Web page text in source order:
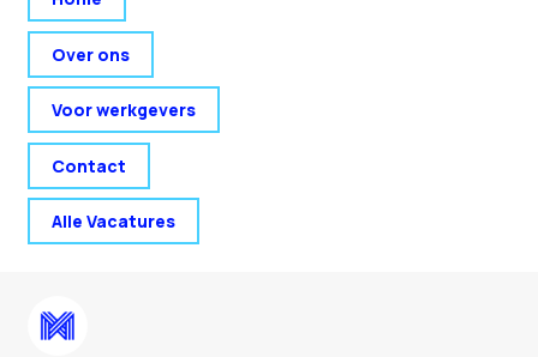
Over ons
Voor werkgevers
Contact
Alle Vacatures